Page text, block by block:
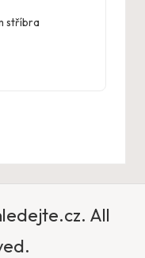
stříbra
All